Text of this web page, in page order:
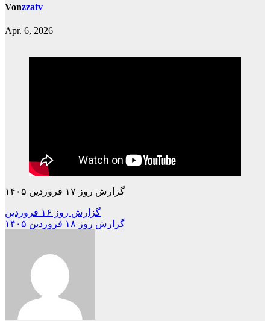
Vonzzatv
Apr. 6, 2026
گزارش روز ۱۷ فروردین ۱۴۰۵
Beitragsnavigation
گزارش روز ۱۶ فروردین
گزارش روز ۱۸ فروردین ۱۴۰۵